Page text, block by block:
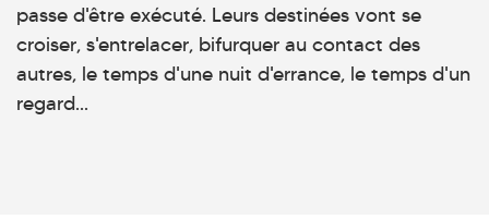
passe d'être exécuté. Leurs destinées vont se
croiser, s'entrelacer, bifurquer au contact des
autres, le temps d'une nuit d'errance, le temps d'un
regard...